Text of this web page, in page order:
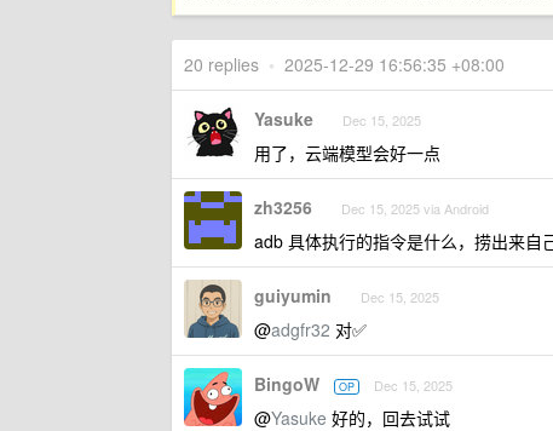
20 replies • 2025-12-29 16:56:35 +08:00
Yasuke Dec 15, 2025
用了，云端模型会好一点
zh3256 Dec 15, 2025 via Android
adb 具体执行的指令是什么，捞出来自
guiyumin Dec 15, 2025
@adgfr32 对✅
BingoW OP Dec 15, 2025
@Yasuke 好的，回去试试